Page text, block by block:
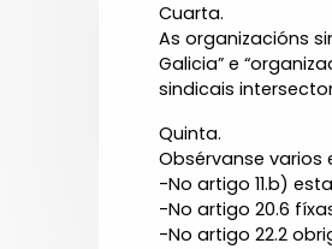
Cuarta.
As organizacións
Galicia” e
sindicais
Quinta.
Obsérvanse
-No artigo 11.b)
-No artigo 20.6
-No artigo 22.2